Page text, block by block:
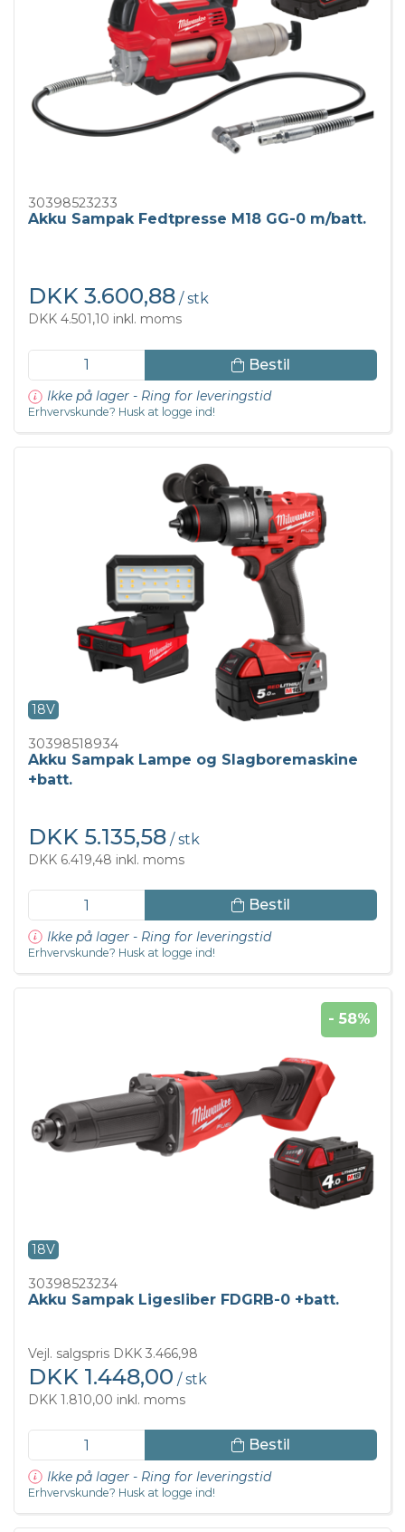
30398523233
Akku Sampak Fedtpresse M18 GG-0 m/batt.
DKK 3.600,88 / stk
DKK 4.501,10 inkl. moms
Bestil
Ikke på lager - Ring for leveringstid
Erhvervskunde? Husk at logge ind!
18V
30398518934
Akku Sampak Lampe og Slagboremaskine
+batt.
DKK 5.135,58 / stk
DKK 6.419,48 inkl. moms
Bestil
Ikke på lager - Ring for leveringstid
Erhvervskunde? Husk at logge ind!
18V
- 58%
30398523234
Akku Sampak Ligesliber FDGRB-0 +batt.
Vejl. salgspris DKK 3.466,98
DKK 1.448,00 / stk
DKK 1.810,00 inkl. moms
Bestil
Ikke på lager - Ring for leveringstid
Erhvervskunde? Husk at logge ind!